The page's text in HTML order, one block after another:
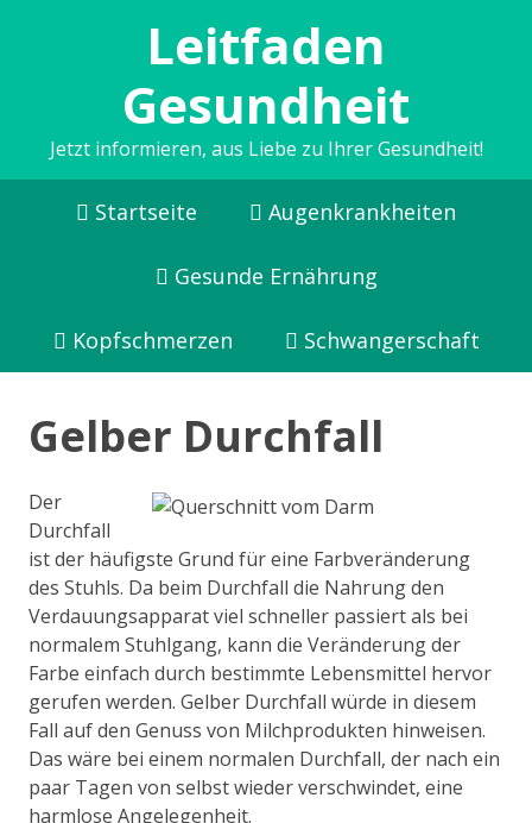
Leitfaden
Gesundheit
Jetzt informieren, aus Liebe zu Ihrer Gesundheit!
Startseite Augenkrankheiten
Gesunde Ernährung
Kopfschmerzen Schwangerschaft
Gelber Durchfall
Der
Durchfall
ist der häufigste Grund für eine Farbveränderung
des Stuhls. Da beim Durchfall die Nahrung den
Verdauungsapparat viel schneller passiert als bei
normalem Stuhlgang, kann die Veränderung der
Farbe einfach durch bestimmte Lebensmittel hervor
gerufen werden. Gelber Durchfall würde in diesem
Fall auf den Genuss von Milchprodukten hinweisen.
Das wäre bei einem normalen Durchfall, der nach ein
paar Tagen von selbst wieder verschwindet, eine
harmlose Angelegenheit.